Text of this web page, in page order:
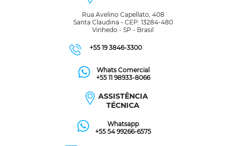
Rua Avelino Capellato, 408
Santa Claudina - CEP: 13284-480
Vinhedo - SP - Brasil
+55 19 3846-3300
Whats Comercial
+55 11 98933-8066
ASSISTÊNCIA
TÉCNICA
Whatsapp
+55 54 99266-6575